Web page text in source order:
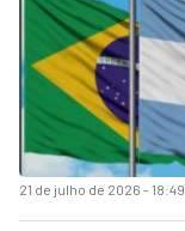
21 de julho de 2026 - 18:49